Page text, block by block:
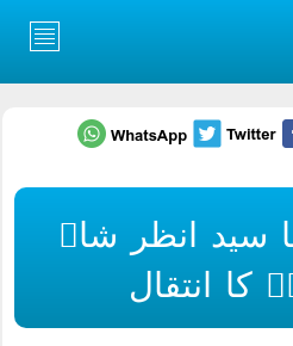
سید انظر شاہ
انتقال